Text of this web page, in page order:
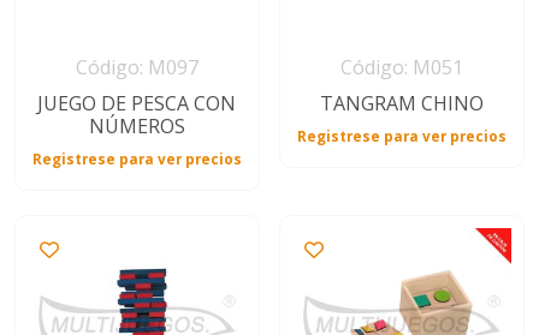
Código: M097
JUEGO DE PESCA CON
NÚMEROS
Registrese para ver precios
Código: M051
TANGRAM CHINO
Registrese para ver precios